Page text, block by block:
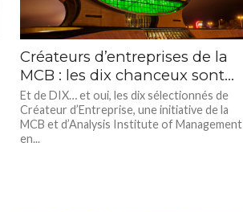
Créateurs d’entreprises de la
MCB : les dix chanceux sont…
Et de DIX… et oui, les dix sélectionnés de
Créateur d’Entreprise, une initiative de la
MCB et d’Analysis Institute of Management
en...